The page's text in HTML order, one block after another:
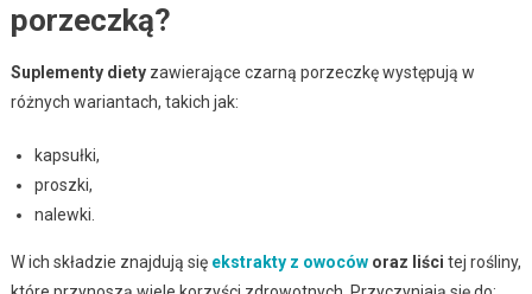
porzeczką?
Suplementy dietyzawierające czarną porzeczkę występują w
różnych wariantach, takich jak:
kapsułki,
proszki,
nalewki.
W ich składzie znajdują się ekstrakty z owocóworaz liści tej rośliny,